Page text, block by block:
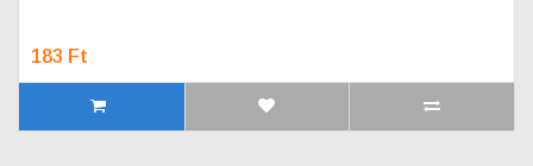
183 Ft